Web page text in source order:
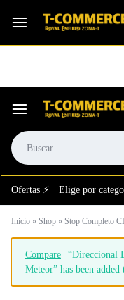
⚙️El taller más grande
Ofertas ⚡ Elige por
Inicio » Shop » Stop Completo
Compare
“Direccional
Meteor” has been